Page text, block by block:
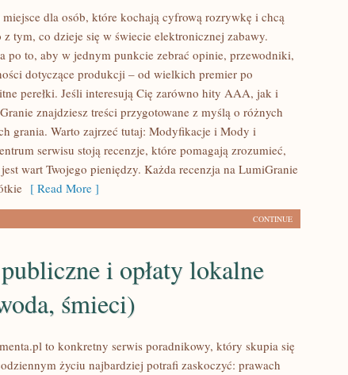
dla osób, które kochają cyfrową rozrywkę i chcą
z tym, co dzieje się w świecie elektronicznej zabawy.
po to, aby w jednym punkcie zebrać opinie, przewodniki,
dotyczące produkcji – od wielkich premier po
perełki. Jeśli interesują Cię zarówno hity AAA, jak i
znajdziesz treści przygotowane z myślą o różnych
grania. Warto zajrzeć tutaj: Modyfikacje i Mody i
serwisu stoją recenzje, które pomagają zrozumieć,
wart Twojego pieniędzy. Każda recenzja na LumiGranie
[ Read More ]
CONTINUE
i opłaty lokalne
śmieci)
to konkretny serwis poradnikowy, który skupia się
życiu najbardziej potrafi zaskoczyć: prawach